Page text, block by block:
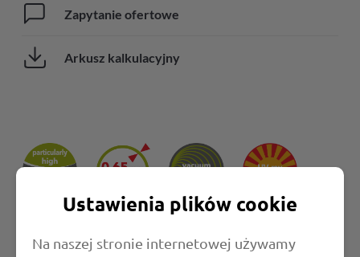
Zapytanie ofertowe
Arkusz kalkulacyjny
Ustawienia plików cookie
Na naszej stronie internetowej używamy